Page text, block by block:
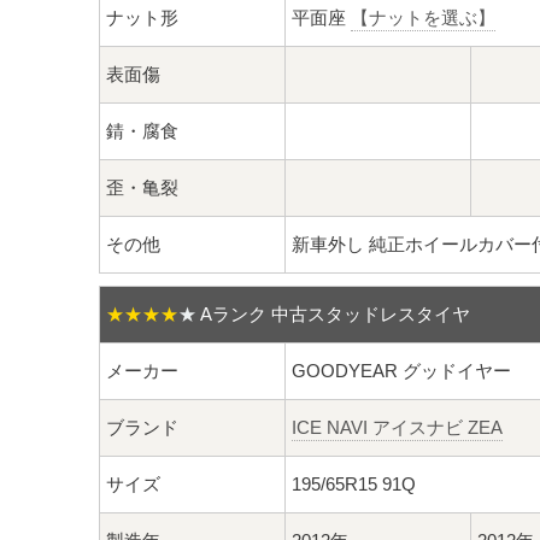
ナット形 平面座 【ナットを選ぶ】
表面傷
錆・腐食
歪・亀裂
その他 新車外し 純正ホイールカバー
★★★★★ Aランク 中古スタッドレスタイヤ
メーカー GOODYEAR グッドイヤー
ブランド ICE NAVI アイスナビ ZEA
サイズ 195/65R15 91Q